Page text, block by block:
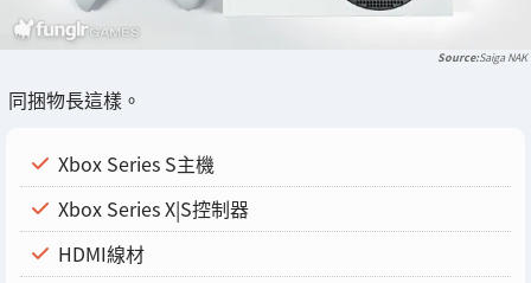
Saiga NAK
同捆物長這樣。
Xbox Series S主機
Xbox Series X|S控制器
HDMI線材